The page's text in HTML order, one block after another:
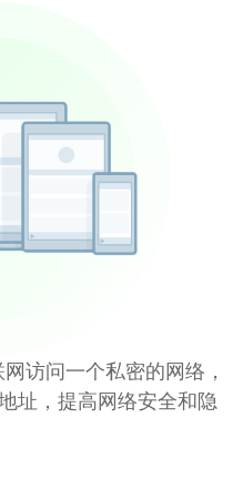
访问一个私密的网络，
址，提高网络安全和隐